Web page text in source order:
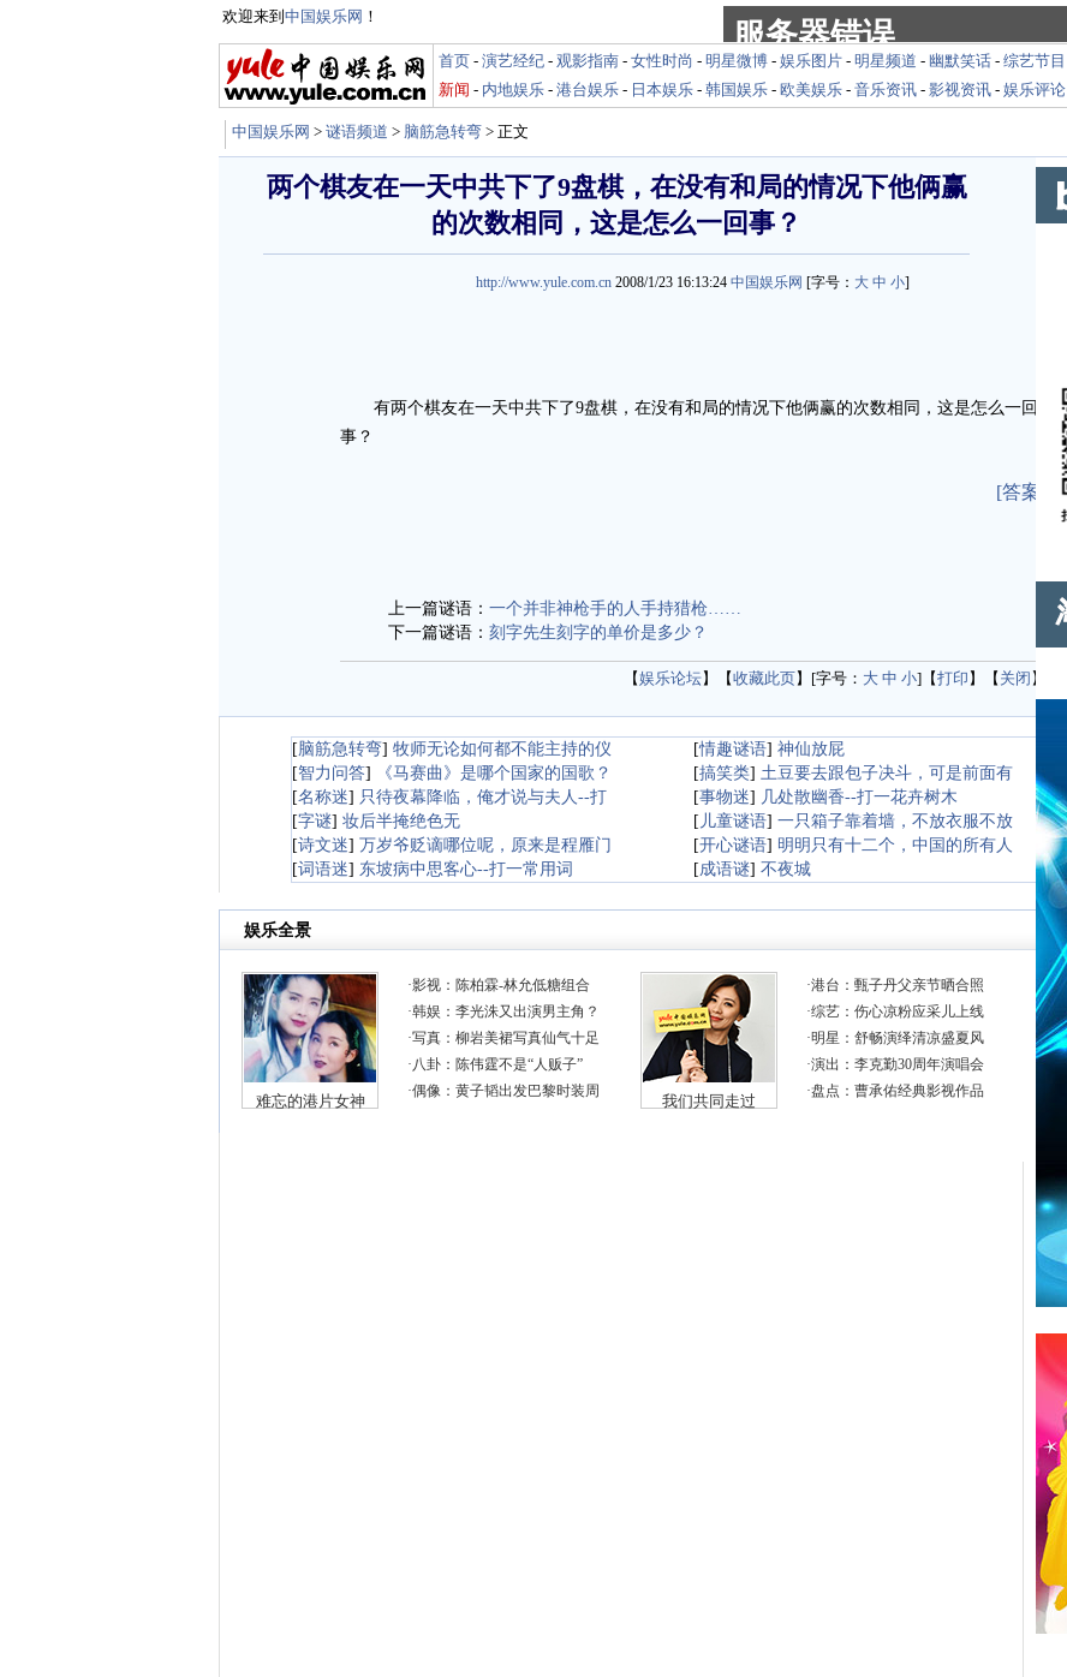
欢迎来到 中国娱乐网 ！
首页 - 演艺经纪 - 观影指南 - 女性时尚 - 明星微博 - 娱乐图片 - 明星频道 - 幽默笑话 - 综艺节目
新闻 - 内地娱乐 - 港台娱乐 - 日本娱乐 - 韩国娱乐 - 欧美娱乐 - 音乐资讯 - 影视资讯 - 娱乐评论
中国娱乐网 > 谜语频道 > 脑筋急转弯 > 正文
两个棋友在一天中共下了9盘棋，在没有和局的情况下他俩赢
的次数相同，这是怎么一回事？
http://www.yule.com.cn 2008/1/23 16:13:24 中国娱乐网 [字号： 大 中 小]
有两个棋友在一天中共下了9盘棋，在没有和局的情况下他俩赢的次数相同，这是怎么一回
事？
[答案]
上一篇谜语： 一个并非神枪手的人手持猎枪……
下一篇谜语： 刻字先生刻字的单价是多少？
【娱乐论坛】【收藏此页】[字号： 大 中 小]【打印 】【 关闭 】
[脑筋急转弯] 牧师无论如何都不能主持的仪 [情趣谜语] 神仙放屁
[智力问答] 《马赛曲》是哪个国家的国歌？ [搞笑类] 土豆要去跟包子决斗，可是前面有
[名称迷] 只待夜幕降临，俺才说与夫人--打 [事物迷] 几处散幽香--打一花卉树木
[字谜] 妆后半掩绝色无 [ 儿童谜语] 一只箱子靠着墙，不放衣服不放
[诗文迷] 万岁爷贬谪哪位呢，原来是程雁门 [开心谜语] 明明只有十二个，中国的所有人
[词语迷] 东坡病中思客心--打一常用词 [成语谜] 不夜城